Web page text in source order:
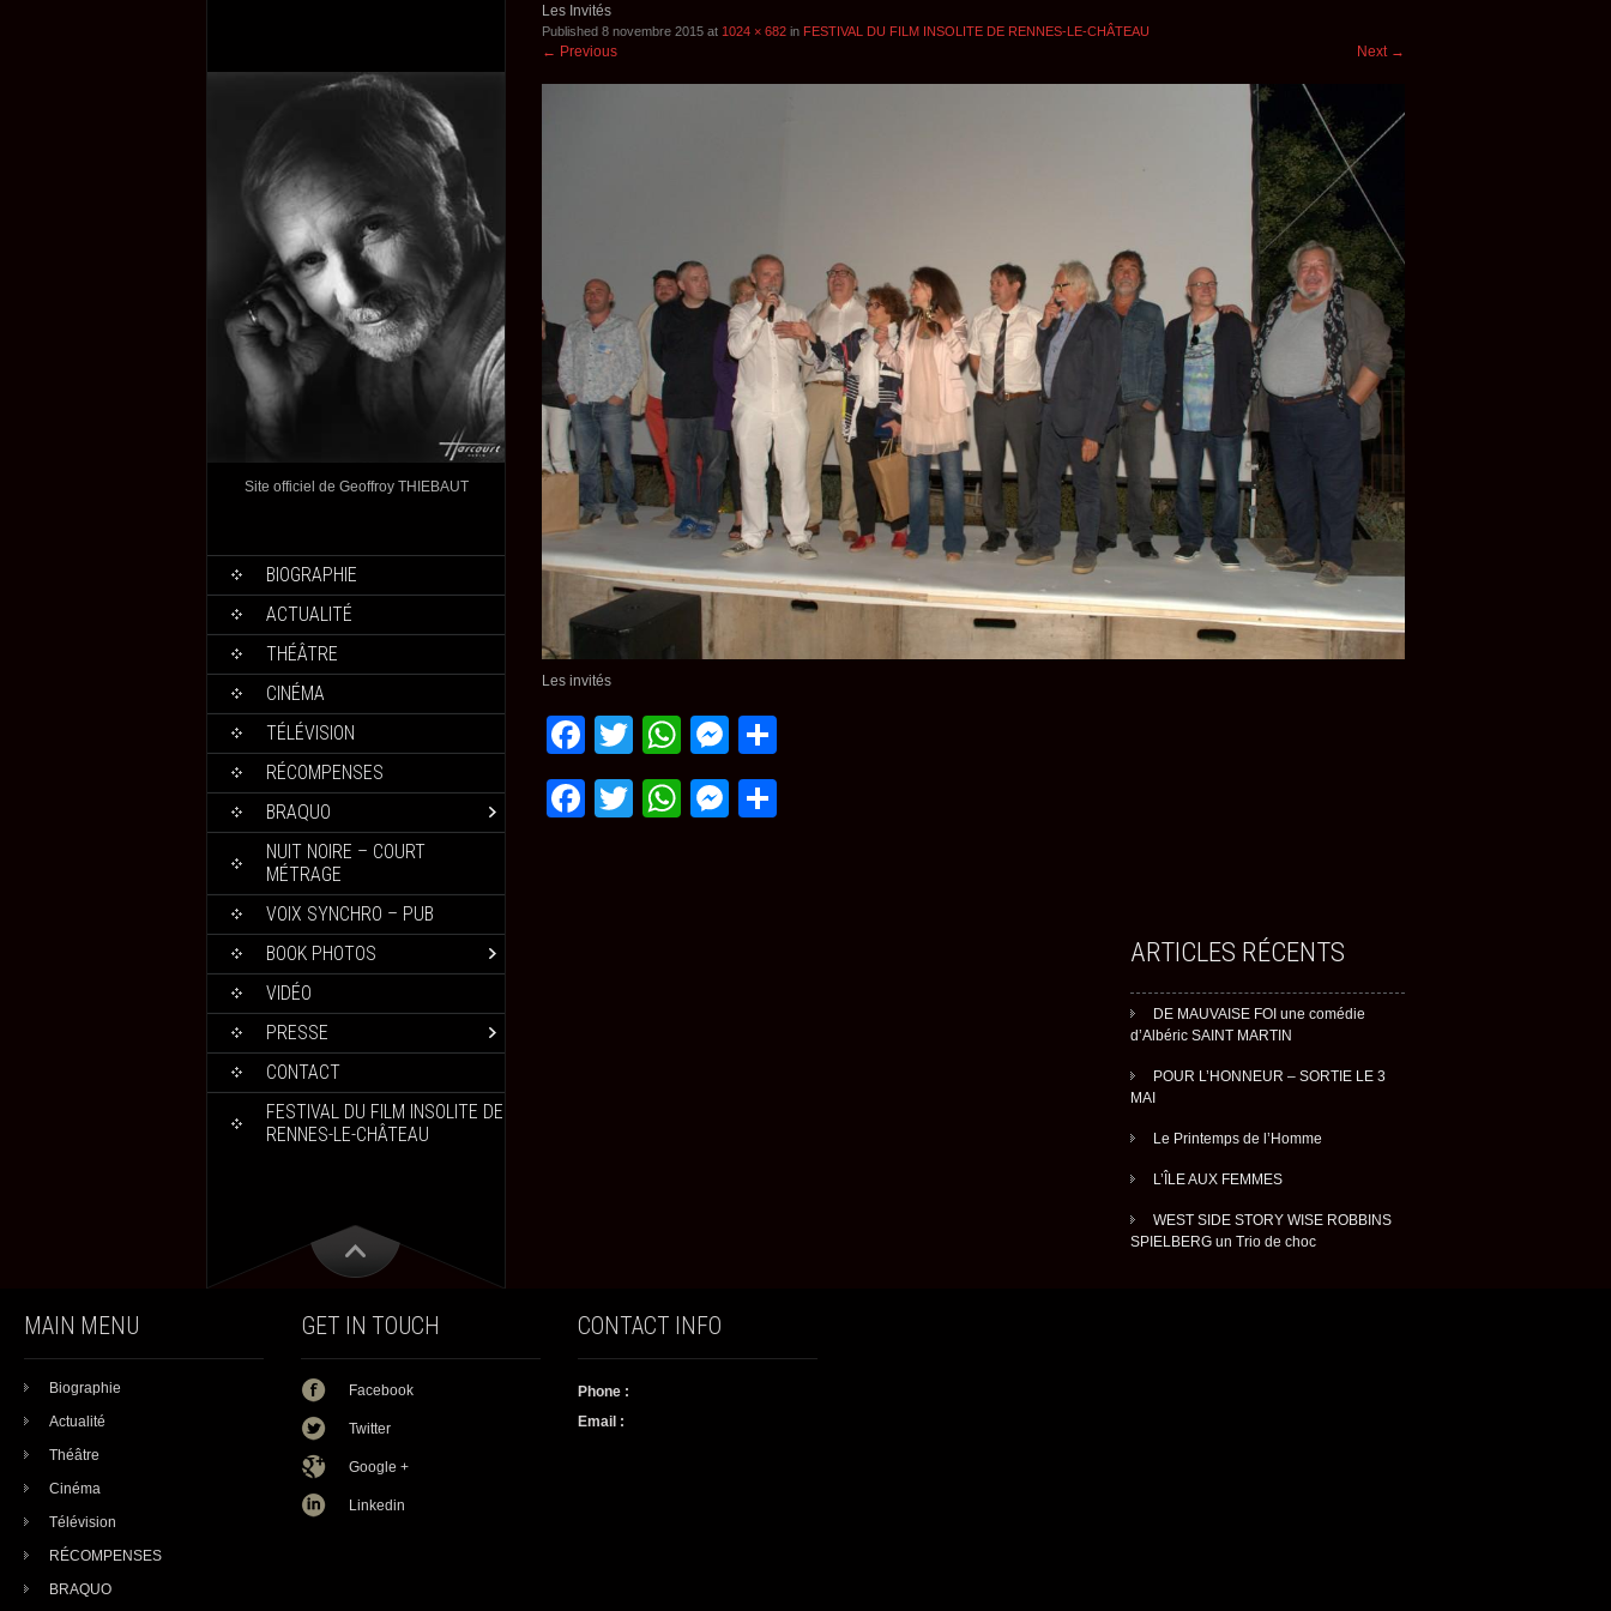
Site officiel de Geoffroy THIEBAUT
BIOGRAPHIE
ACTUALITÉ
THÉÂTRE
CINÉMA
TÉLÉVISION
RÉCOMPENSES
BRAQUO
NUIT NOIRE – COURT
MÉTRAGE
VOIX SYNCHRO – PUB
BOOK PHOTOS
VIDÉO
PRESSE
CONTACT
FESTIVAL DU FILM INSOLITE DE
RENNES-LE-CHÂTEAU
Les Invités
Published 8 novembre 2015 at 1024 × 682 in FESTIVAL DU FILM INSOLITE DE RENNES-LE-CHÂTEAU
← Previous Next →
Les invités
Facebook
TwitterWhatsApp
Messenger
Facebook
TwitterWhatsApp
Messenger
ARTICLES RÉCENTS
DE MAUVAISE FOI une comédie
d’Albéric SAINT MARTIN
POUR L’HONNEUR – SORTIE LE 3
MAI
Le Printemps de l’Homme
L’ÎLE AUX FEMMES
WEST SIDE STORY WISE ROBBINS
SPIELBERG un Trio de choc
MAIN MENU
Biographie
Actualité
Théâtre
Cinéma
Télévision
RÉCOMPENSES
BRAQUO
GET IN TOUCH
Facebook
Twitter
Google +
Linkedin
CONTACT INFO
Phone :
Email :